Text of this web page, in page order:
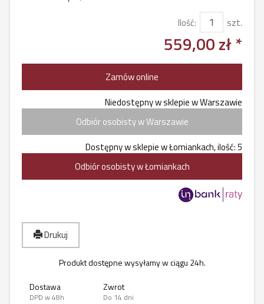
Ilość:
szt.
559,00 zł *
Zamów online
Niedostępny w sklepie w Warszawie
Odbiór osobisty w Warszawie
Dostępny w sklepie w Łomiankach, ilość: 5
Odbiór osobisty w Łomiankach
Drukuj
Produkt dostępne wysyłamy w ciągu 24h.
Dostawa
DPD w 48h
Zwrot
Do 14 dni